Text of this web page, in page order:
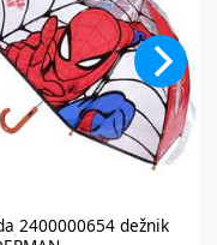
2400000654 dežnik